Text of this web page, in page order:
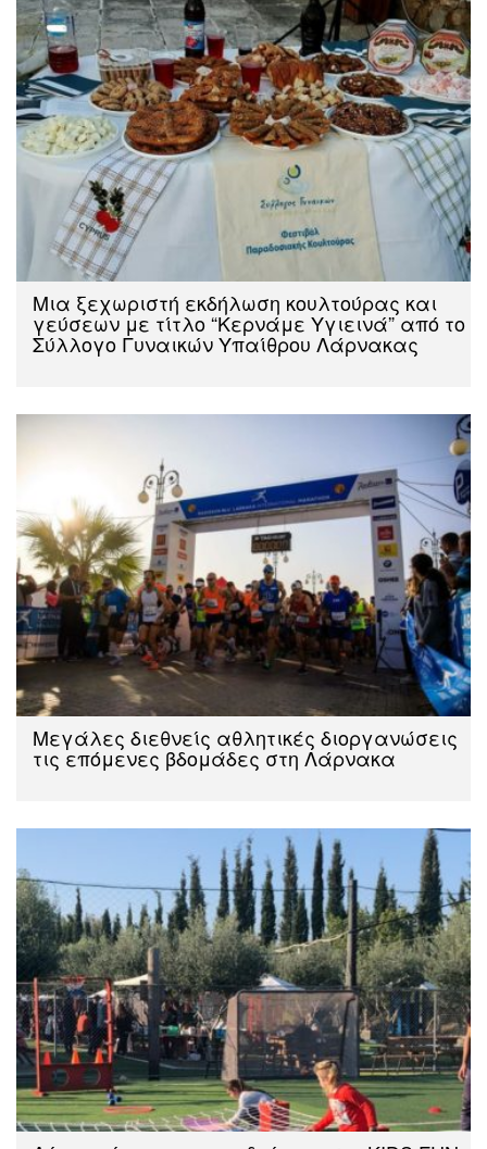
Μια ξεχωριστή εκδήλωση κουλτούρας και
γεύσεων με τίτλο “Κερνάμε Υγιεινά” από το
Σύλλογο Γυναικών Υπαίθρου Λάρνακας
Μεγάλες διεθνείς αθλητικές διοργανώσεις
τις επόμενες βδομάδες στη Λάρνακα